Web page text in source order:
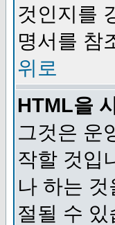
것인지를
명서를 참
위로
HTML을
그것은 운
작할 것입
나 하는
절될 수 있